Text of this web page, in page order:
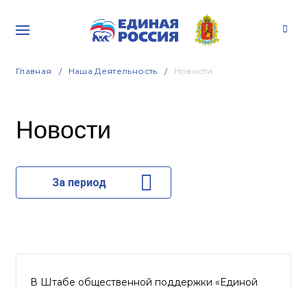
Главная Наша Деятельность Новости
Новости
За период
В Штабе общественной поддержки «Единой